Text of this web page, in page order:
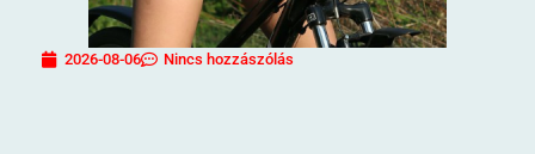
2026-08-06 Nincs hozzászólás